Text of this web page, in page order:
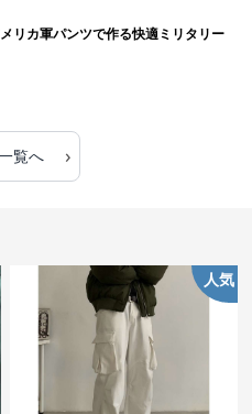
リカ軍パンツで作る快適ミリタリー
覧へ ›
人気